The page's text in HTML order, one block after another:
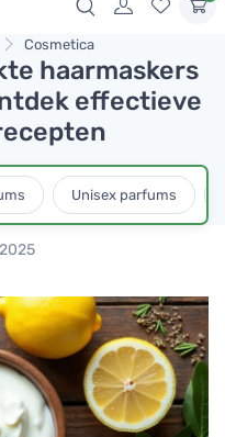
Cosmetica
haarmaskers
effectieve
Unisex parfums